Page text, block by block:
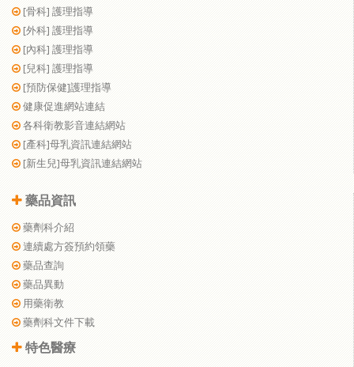
[骨科] 護理指導
[外科] 護理指導
[內科] 護理指導
[兒科] 護理指導
[預防保健]護理指導
健康促進網站連結
各科衛教影音連結網站
[產科]母乳資訊連結網站
[新生兒]母乳資訊連結網站
藥品資訊
藥劑科介紹
連續處方簽預約領藥
藥品查詢
藥品異動
用藥衛教
藥劑科文件下載
特色醫療